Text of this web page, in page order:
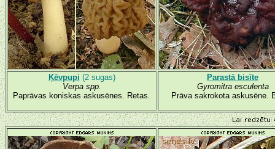
Ķēvpupi (2 sugas)
Verpa spp.
Paprāvas koniskas askusēnes. Retas.
Parastā bisīte
Gyromitra esculenta
Prāva sakrokota askusēne.